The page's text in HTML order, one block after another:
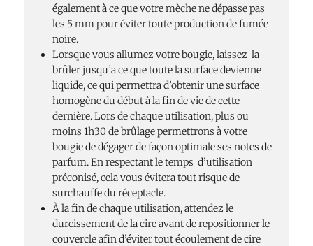
également à ce que votre mèche ne dépasse pas
les 5 mm pour éviter toute production de fumée
noire.
Lorsque vous allumez votre bougie, laissez-la
brûler jusqu’a ce que toute la surface devienne
liquide, ce qui permettra d’obtenir une surface
homogène du début à la fin de vie de cette
dernière. Lors de chaque utilisation, plus ou
moins 1h30 de brûlage permettrons à votre
bougie de dégager de façon optimale ses notes de
parfum. En respectant le temps d’utilisation
préconisé, cela vous évitera tout risque de
surchauffe du réceptacle.
À la fin de chaque utilisation, attendez le
durcissement de la cire avant de repositionner le
couvercle afin d’éviter tout écoulement de cire